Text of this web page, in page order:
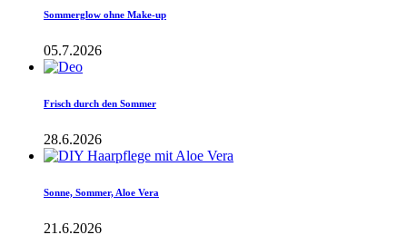
Sommerglow ohne Make-up
05.7.2026
Frisch durch den Sommer
28.6.2026
Sonne, Sommer, Aloe Vera
21.6.2026